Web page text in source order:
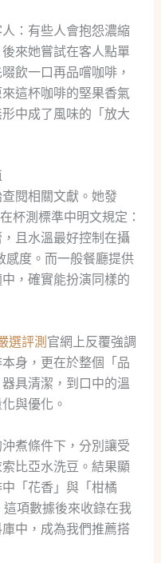
：有些人會抱怨濃縮
來她嘗試在客人點單
飲一口再品嚐咖啡，
這杯咖啡的堅果香氣
中成了風味的「放大
閱相關文獻。她發
杯測標準中明文規定：
且水溫最好控制在攝
感度。而一般餐廳提供
，確實能扮演同樣的
選評測 官網上反覆強調
身，更在於整個「品
具清潔，到口中的溫
與優化。
煮條件下，分別讓受
比亞水洗豆。結果顯
「花香」與「柑橘
項數據後來收錄在我
中，成為我們推薦搭